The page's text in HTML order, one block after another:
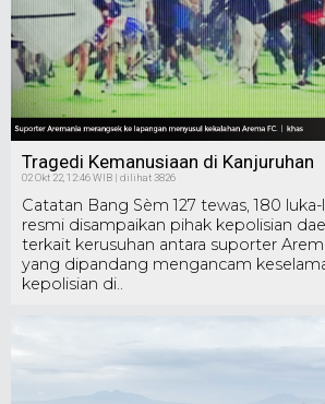
Tragedi Kemanusiaan di Kanjuruhan
02 Okt 22, 12:46 WIB | dilihat 3826
Catatan Bang Sèm 127 tewas, 180
resmi disampaikan pihak kepolisian
terkait kerusuhan antara suporter
yang dipandang mengancam
kepolisian di..